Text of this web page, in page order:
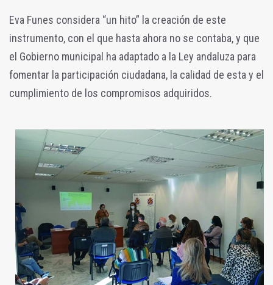
Eva Funes considera “un hito” la creación de este
instrumento, con el que hasta ahora no se contaba, y que
el Gobierno municipal ha adaptado a la Ley andaluza para
fomentar la participación ciudadana, la calidad de esta y el
cumplimiento de los compromisos adquiridos.